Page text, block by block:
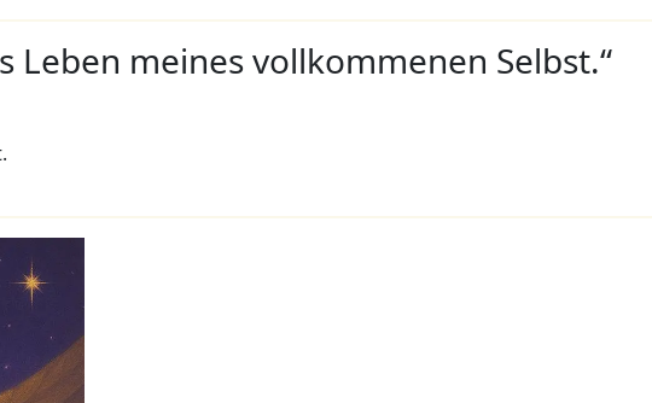
Leben meines vollkommenen Selbst.“